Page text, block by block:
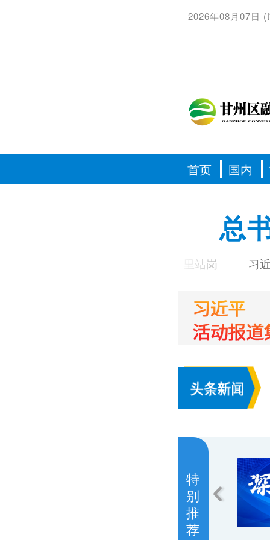
2026年08月07日 (
首页 国内
总
习语丨我和你们一起在这里站岗 习近
特
别
推
荐